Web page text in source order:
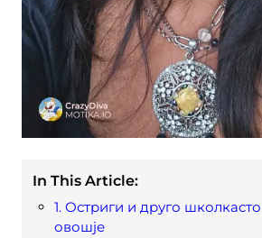
In This Article:
1. Остриги и друго
овошје